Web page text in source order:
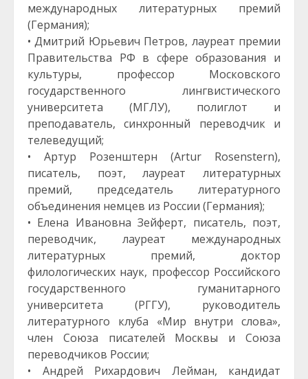
международных литературных премий
(Германия);
• Дмитрий Юрьевич Петров, лауреат премии
Правительства РФ в сфере образования и
культуры, профессор Московского
государственного лингвистического
университета (МГЛУ), полиглот и
преподаватель, синхронный переводчик и
телеведущий;
• Артур Розенштерн (Artur Rosenstern),
писатель, поэт, лауреат литературных
премий, председатель литературного
объединения немцев из России (Германия);
• Елена Ивановна Зейферт, писатель, поэт,
переводчик, лауреат международных
литературных премий, доктор
филологических наук, профессор Российского
государственного гуманитарного
университета (РГГУ), руководитель
литературного клуба «Мир внутри слова»,
член Союза писателей Москвы и Союза
переводчиков России;
• Андрей Рихардович Лейман, кандидат